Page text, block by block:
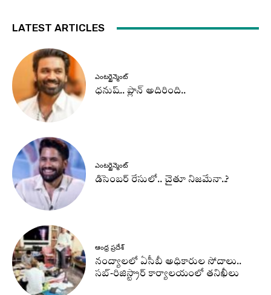
LATEST ARTICLES
ఎంటర్టైన్మెంట్
ధనుష్‌.. ప్లాన్ అదిరింది..
ఎంటర్టైన్మెంట్
డిసెంబర్ రేసులో.. చైతూ నిజమేనా..?
ఆంధ్ర ప్రదేశ్
నంద్యాలలో ఏసీబీ అధికారుల సోదాలు..
సబ్-రిజిస్ట్రార్ కార్యాలయంలో తనిఖీలు